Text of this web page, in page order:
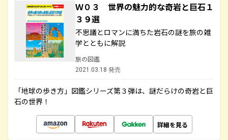
Ｗ０３ 世界の魅力的な奇岩と巨石１
３９選
不思議とロマンに満ちた岩石の謎を旅の雑
学とともに解説
旅の図鑑
2021.03.18 発売
「地球の歩き方」図鑑シリーズ第３弾は、謎だらけの奇岩と巨
石の世界！
詳細を見る